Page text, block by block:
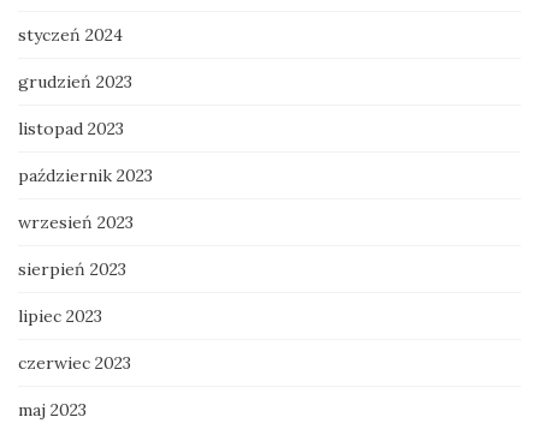
styczeń 2024
grudzień 2023
listopad 2023
październik 2023
wrzesień 2023
sierpień 2023
lipiec 2023
czerwiec 2023
maj 2023